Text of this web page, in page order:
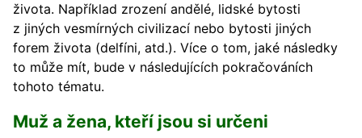
života. Například zrození andělé, lidské bytosti
z jiných vesmírných civilizací nebo bytosti jiných
forem života (delfíni, atd.). Více o tom, jaké následky
to může mít, bude v následujících pokračováních
tohoto tématu.
Muž a žena, kteří jsou si určeni